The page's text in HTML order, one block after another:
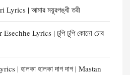
| আমার ময়ূরপঙ্খী তরী
Lyrics | চুপি চুপি কোনো চোর
| হালকা হালকা দাগ দাগ | Mastan